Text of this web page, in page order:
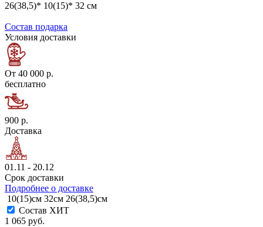
26(38,5)* 10(15)* 32 см
Состав подарка
Условия доставки
От 40 000 р.
бесплатно
900 р.
Доставка
01.11 - 20.12
Срок доставки
Подробнее о доставке
10(15)см 32см 26(38,5)см
Состав ХИТ
1 065 руб.